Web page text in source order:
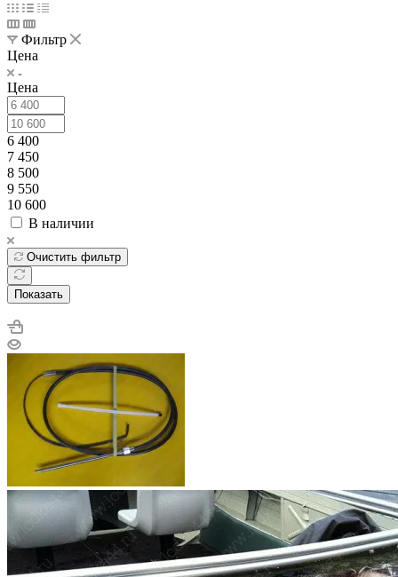
Фильтр
Цена
Цена
6 400
7 450
8 500
9 550
10 600
В наличии
Очистить фильтр
Показать